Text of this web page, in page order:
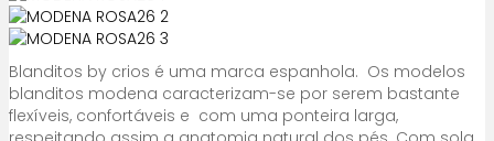
Blanditos by crios é uma marca espanhola. Os modelos
blanditos modena caracterizam-se por serem bastante
flexíveis, confortáveis e com uma ponteira larga,